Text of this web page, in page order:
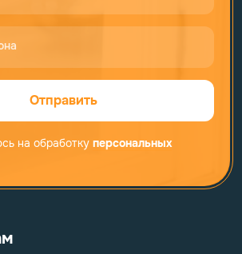
Отправить
на обработку персональных